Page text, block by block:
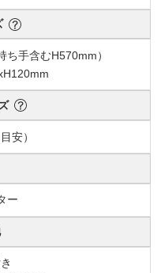
手含むH570mm）
安）
ー